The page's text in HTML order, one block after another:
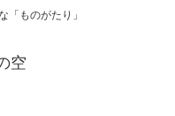
「ものがたり」
空